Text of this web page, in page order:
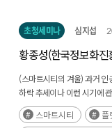
초청세미나 심지섭
황종성(한국정보화진
플랫폼도시와 증강도시
(스마트시티의 겨울)과거 인
하락 추세이나 이런 시기에
나아갈 수 있음 AI의 겨울 시
선진국이 되었고, 현재 AI가
스마트시티 플